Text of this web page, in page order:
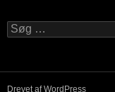
Søg
efter:
Drevet af WordPress